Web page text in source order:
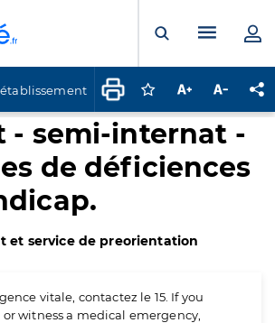
Ouvrir laMenu
Connectez-vous
Augmenter la
- semi-internat -
de déficiences
et service de preorientation
vitale, contactez le 15. If you
witness a medical emergency,